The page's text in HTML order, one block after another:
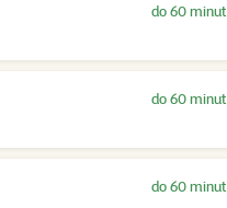
do 60 minut
do 60 minut
do 60 minut